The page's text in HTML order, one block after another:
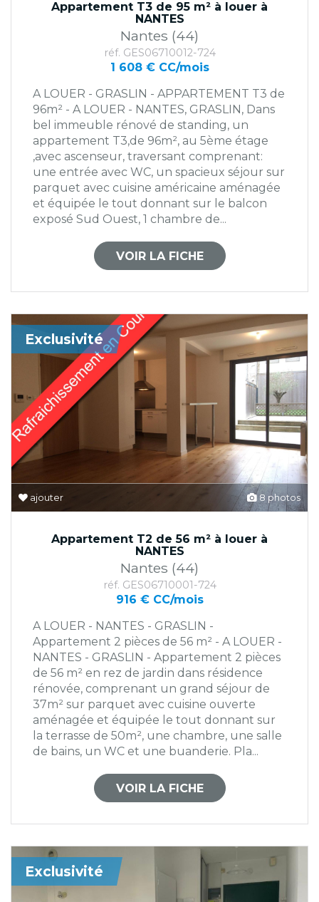
Appartement T3 de 95 m² à louer à
NANTES
Nantes (44)
réf. GES06710012-724
1 608 € CC/mois
A LOUER - GRASLIN - APPARTEMENT T3 de
96m² - A LOUER - NANTES, GRASLIN, Dans
bel immeuble rénové de standing, un
appartement T3,de 96m², au 5ème étage
,avec ascenseur, traversant comprenant:
une entrée avec WC, un spacieux séjour sur
parquet avec cuisine américaine aménagée
et équipée le tout donnant sur le balcon
exposé Sud Ouest, 1 chambre de...
VOIR LA FICHE
8 photos
ajouter
Exclusivité
Appartement T2 de 56 m² à louer à
NANTES
Nantes (44)
réf. GES06710001-724
916 € CC/mois
A LOUER - NANTES - GRASLIN -
Appartement 2 pièces de 56 m² - A LOUER -
NANTES - GRASLIN - Appartement 2 pièces
de 56 m² en rez de jardin dans résidence
rénovée, comprenant un grand séjour de
37m² sur parquet avec cuisine ouverte
aménagée et équipée le tout donnant sur
la terrasse de 50m², une chambre, une salle
de bains, un WC et une buanderie. Pla...
VOIR LA FICHE
Exclusivité